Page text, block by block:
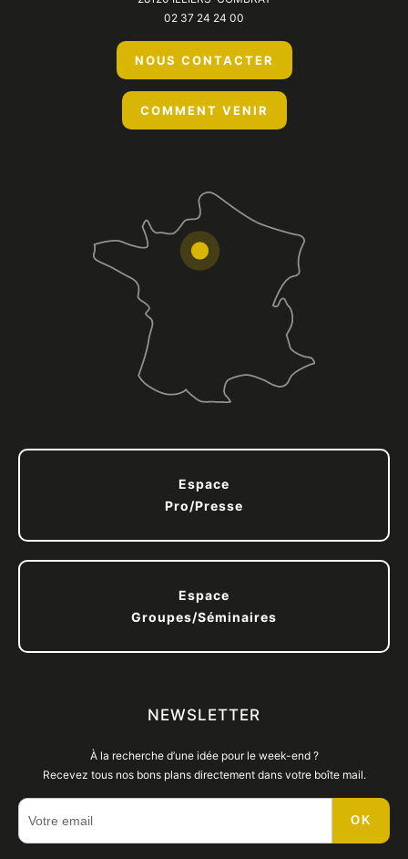
02 37 24 24 00
NOUS CONTACTER
COMMENT VENIR
Espace
Pro/Presse
Espace
Groupes/Séminaires
NEWSLETTER
À la recherche d’une idée pour le week-end ?
Recevez tous nos bons plans directement dans votre boîte mail.
OK